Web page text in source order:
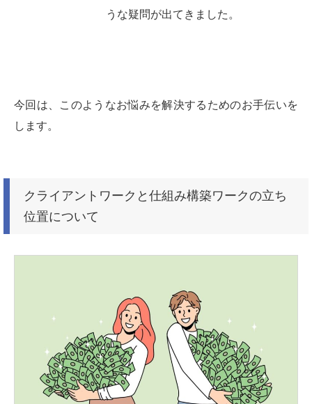
うな疑問が出てきました。
今回は、このようなお悩みを解決するためのお手伝いを
します。
クライアントワークと仕組み構築ワークの立ち
位置について